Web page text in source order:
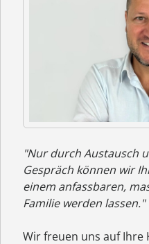
"Nur durch Austausch
Gespräch können wir
einem anfassbaren,
Familie werden lassen."
Wir freuen uns auf Ihre